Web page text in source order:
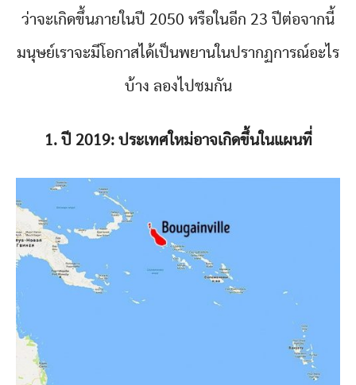
ว่าจะเกิดขึ้นภายในปี 2050 หรือในอีก 23 ปีต่อจากนี้
มนุษย์เราจะมีโอกาสได้เป็นพยานในปรากฏการณ์อะไร
บ้าง ลองไปชมกัน
1. ปี 2019: ประเทศใหม่อาจเกิดขึ้นในแผนที่